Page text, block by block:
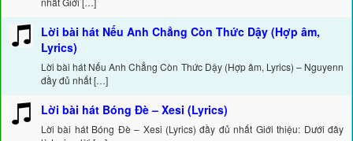
Lời bài hát Nếu Anh Chẳng Còn Thức Dậy (Hợp âm,
Lyrics)
Lời bài hát Nếu Anh Chẳng Còn Thức Dậy (Hợp âm, Lyrics) – Nguyenn
đầy đủ nhất […]
Lời bài hát Bóng Đè – Xesi (Lyrics)
Lời bài hát Bóng Đè – Xesi (Lyrics) đầy đủ nhất Giới thiệu: Dưới đây